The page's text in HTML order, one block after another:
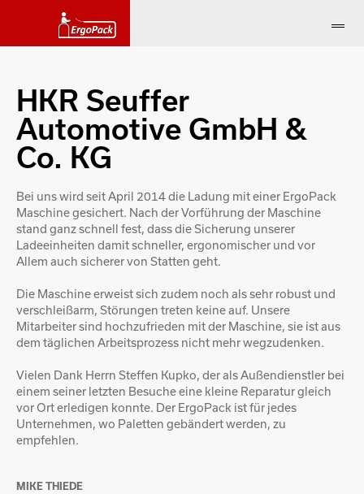
HKR Seuffer
Automotive GmbH &
Co. KG
Bei uns wird seit April 2014 die Ladung mit einer ErgoPack
Maschine gesichert. Nach der Vorführung der Maschine
stand ganz schnell fest, dass die Sicherung unserer
Ladeeinheiten damit schneller, ergonomischer und vor
Allem auch sicherer von Statten geht.
Die Maschine erweist sich zudem noch als sehr robust und
verschleißarm, Störungen treten keine auf. Unsere
Mitarbeiter sind hochzufrieden mit der Maschine, sie ist aus
dem täglichen Arbeitsprozess nicht mehr wegzudenken.
Vielen Dank Herrn Steffen Kupko, der als Außendienstler bei
einem seiner letzten Besuche eine kleine Reparatur gleich
vor Ort erledigen konnte. Der ErgoPack ist für jedes
Unternehmen, wo Paletten gebändert werden, zu
empfehlen.
MIKE THIEDE